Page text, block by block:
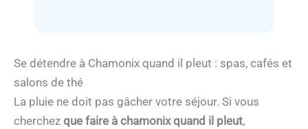
Se détendre à Chamonix quand il pleut : spas, cafés et
salons de thé
La pluie ne doit pas gâcher votre séjour. Si vous
cherchez que faire à chamonix quand il pleut,